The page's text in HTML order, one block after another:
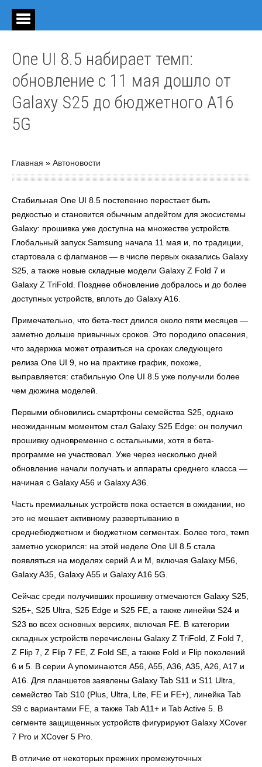
One UI 8.5 набирает темп:
обновление с 11 мая дошло от
Galaxy S25 до бюджетного A16
5G
Главная » Автоновости
Стабильная One UI 8.5 постепенно перестает быть
редкостью и становится обычным апдейтом для экосистемы
Galaxy: прошивка уже доступна на множестве устройств.
Глобальный запуск Samsung начала 11 мая и, по традиции,
стартовала с флагманов — в числе первых оказались Galaxy
S25, а также новые складные модели Galaxy Z Fold 7 и
Galaxy Z TriFold. Позднее обновление добралось и до более
доступных устройств, вплоть до Galaxy A16.
Примечательно, что бета-тест длился около пяти месяцев —
заметно дольше привычных сроков. Это породило опасения,
что задержка может отразиться на сроках следующего
релиза One UI 9, но на практике график, похоже,
выправляется: стабильную One UI 8.5 уже получили более
чем дюжина моделей.
Первыми обновились смартфоны семейства S25, однако
неожиданным моментом стал Galaxy S25 Edge: он получил
прошивку одновременно с остальными, хотя в бета-
программе не участвовал. Уже через несколько дней
обновление начали получать и аппараты среднего класса —
начиная с Galaxy A56 и Galaxy A36.
Часть премиальных устройств пока остается в ожидании, но
это не мешает активному развертыванию в
среднебюджетном и бюджетном сегментах. Более того, темп
заметно ускорился: на этой неделе One UI 8.5 стала
появляться на моделях серий A и M, включая Galaxy M56,
Galaxy A35, Galaxy A55 и Galaxy A16 5G.
Сейчас среди получивших прошивку отмечаются Galaxy S25,
S25+, S25 Ultra, S25 Edge и S25 FE, а также линейки S24 и
S23 во всех основных версиях, включая FE. В категории
складных устройств перечислены Galaxy Z TriFold, Z Fold 7,
Z Flip 7, Z Flip 7 FE, Z Fold SE, а также Fold и Flip поколений
6 и 5. В серии A упоминаются A56, A55, A36, A35, A26, A17 и
A16. Для планшетов заявлены Galaxy Tab S11 и S11 Ultra,
семейство Tab S10 (Plus, Ultra, Lite, FE и FE+), линейка Tab
S9 с вариантами FE, а также Tab A11+ и Tab Active 5. В
сегменте защищенных устройств фигурируют Galaxy XCover
7 Pro и XCover 5 Pro.
В отличие от некоторых прежних промежуточных